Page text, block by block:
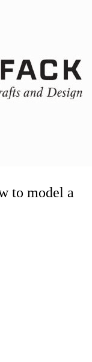
to model a